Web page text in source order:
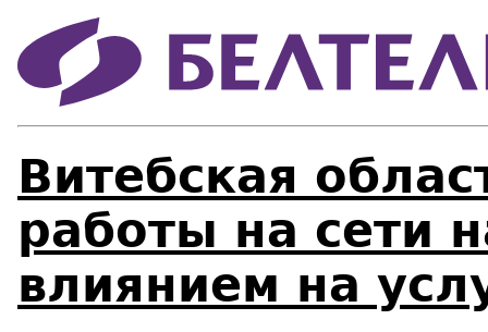
Витебская
работы на сети
влиянием на